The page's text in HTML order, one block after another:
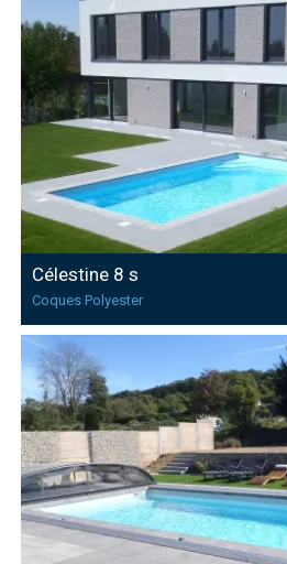
Célestine 8 s
Coques Polyester